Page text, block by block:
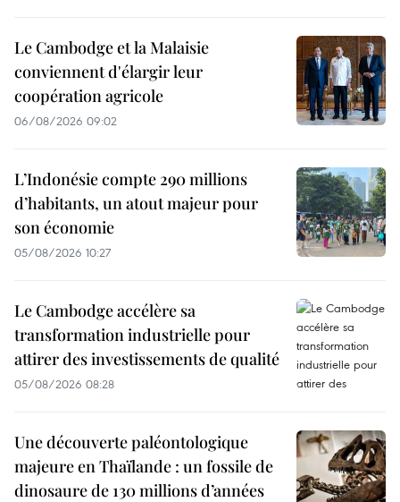
Le Cambodge et la Malaisie
conviennent d'élargir leur
coopération agricole
06/08/2026 09:02
L’Indonésie compte 290 millions
d’habitants, un atout majeur pour
son économie
05/08/2026 10:27
Le Cambodge accélère sa
transformation industrielle pour
attirer des investissements de qualité
05/08/2026 08:28
Une découverte paléontologique
majeure en Thaïlande : un fossile de
dinosaure de 130 millions d’années